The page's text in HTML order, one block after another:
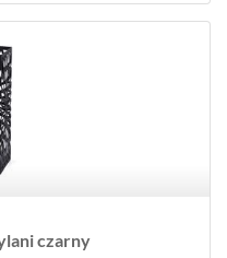
czarny